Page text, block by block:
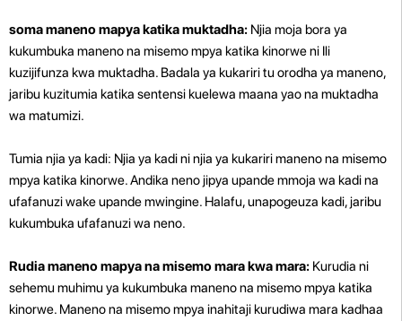
soma maneno mapya katika muktadha: Njia moja bora ya
kukumbuka maneno na misemo mpya katika kinorwe ni Ili
kuzijifunza kwa muktadha. Badala ya kukariri tu orodha ya maneno,
jaribu kuzitumia katika sentensi kuelewa maana yao na muktadha
wa matumizi.
Tumia njia ya kadi: Njia ya kadi ni njia ya kukariri maneno na misemo
mpya katika kinorwe. Andika neno jipya upande mmoja wa kadi na
ufafanuzi wake upande mwingine. Halafu, unapogeuza kadi, jaribu
kukumbuka ufafanuzi wa neno.
Rudia maneno mapya na misemo mara kwa mara: Kurudia ni
sehemu muhimu ya kukumbuka maneno na misemo mpya katika
kinorwe. Maneno na misemo mpya inahitaji kurudiwa mara kadhaa